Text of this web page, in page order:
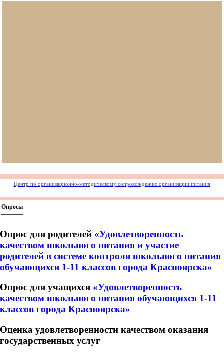
Центр по организационно-методическому сопровождению организации питания
Опросы
Опрос для родителей «Удовлетворенность
качеством школьного питания и участие
родителей в системе контроля школьного питания
обучающихся 1-11 классов города Красноярска»
Опрос для учащихся «Удовлетворенность
качеством школьного питания обучающихся 1-11
классов города Красноярска»
Оценка удовлетворенности качеством оказания
государственных услуг